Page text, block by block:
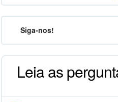
Siga-nos!
Leia as